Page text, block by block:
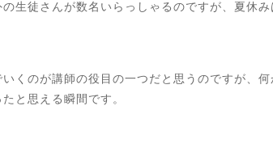
生徒さんが数名いらっしゃるのですが、夏休み
くのが講師の役目の一つだと思うのですが、
と思える瞬間です。